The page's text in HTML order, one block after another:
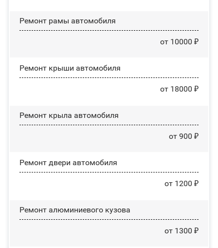
Ремонт рамы автомобиля
от 10000 ₽
Ремонт крыши автомобиля
от 18000 ₽
Ремонт крыла автомобиля
от 900 ₽
Ремонт двери автомобиля
от 1200 ₽
Ремонт алюминиевого кузова
от 1300 ₽